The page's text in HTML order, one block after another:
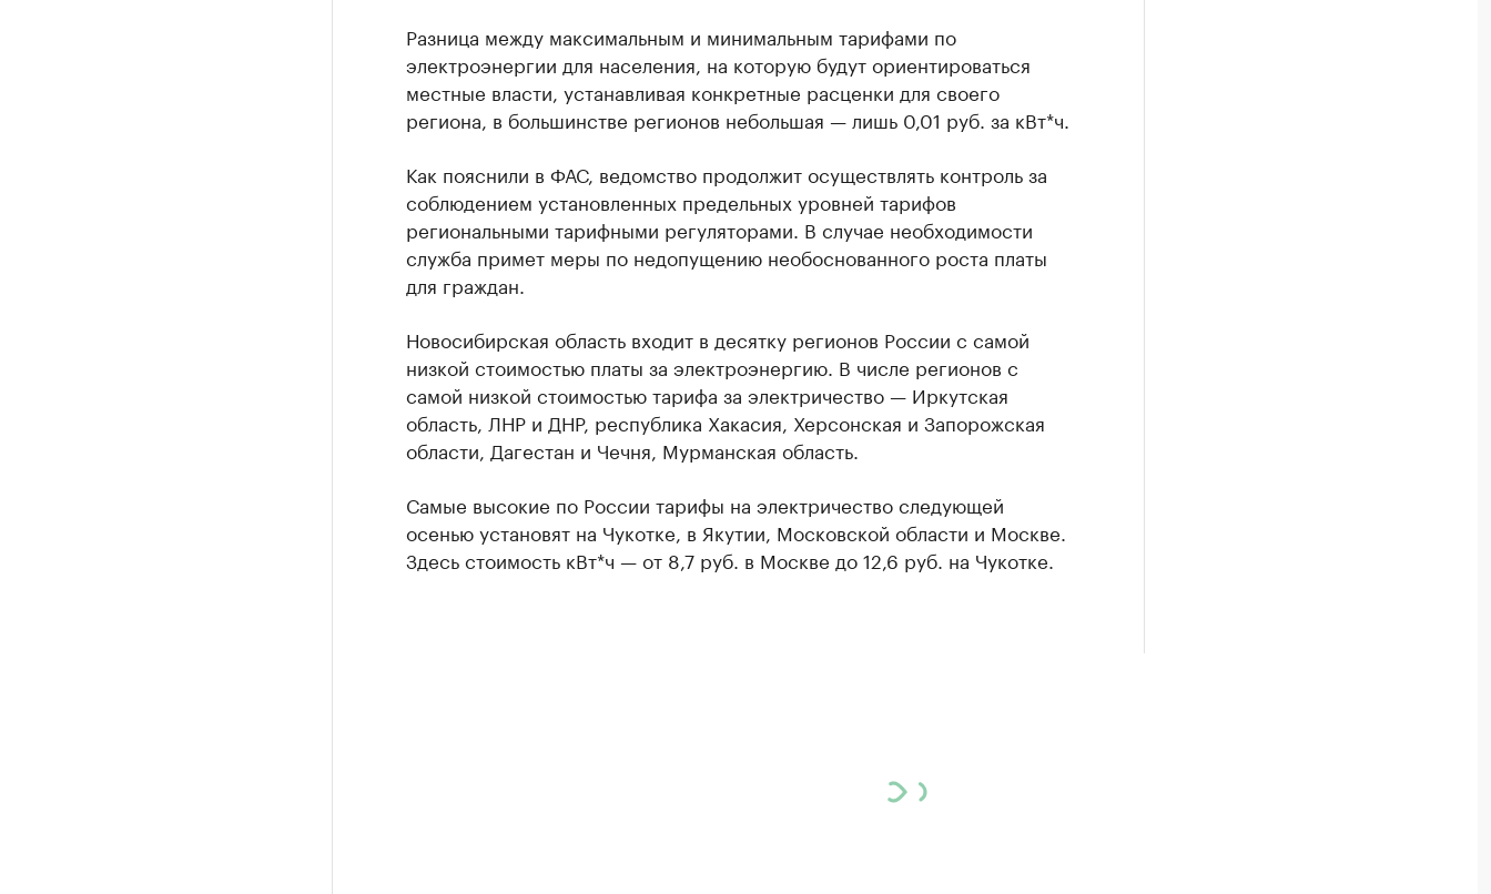
Разница между максимальным и минимальным тарифами по
электроэнергии для населения, на которую будут ориентироваться
местные власти, устанавливая конкретные расценки для своего
региона, в большинстве регионов небольшая — лишь 0,01 руб. за кВт*ч.
Как пояснили в ФАС, ведомство продолжит осуществлять контроль за
соблюдением установленных предельных уровней тарифов
региональными тарифными регуляторами. В случае необходимости
служба примет меры по недопущению необоснованного роста платы
для граждан.
Новосибирская область входит в десятку регионов России с самой
низкой стоимостью платы за электроэнергию. В числе регионов с
самой низкой стоимостью тарифа за электричество — Иркутская
область, ЛНР и ДНР, республика Хакасия, Херсонская и Запорожская
области, Дагестан и Чечня, Мурманская область.
Самые высокие по России тарифы на электричество следующей
осенью установят на Чукотке, в Якутии, Московской области и Москве.
Здесь стоимость кВт*ч — от 8,7 руб. в Москве до 12,6 руб. на Чукотке.